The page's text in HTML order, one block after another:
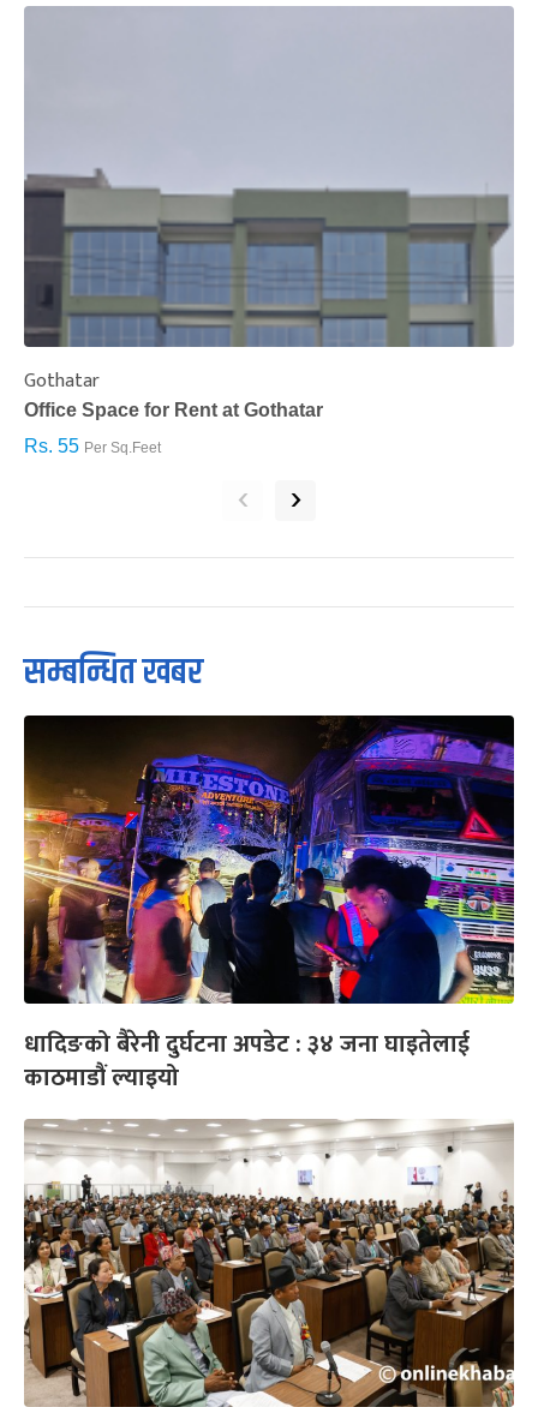
Gothatar
Office Space for Rent at Gothatar
Rs. 55 Per Sq.Feet
‹ ›
सम्बन्धित खबर
धादिङको बैरेनी दुर्घटना अपडेट : ३४ जना घाइतेलाई
काठमाडौं ल्याइयो